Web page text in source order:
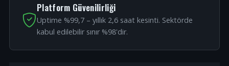
Platform Güvenilirliği
Uptime %99,7 – yıllık 2,6 saat kesinti. Sektörde
kabul edilebilir sınır %98'dir.